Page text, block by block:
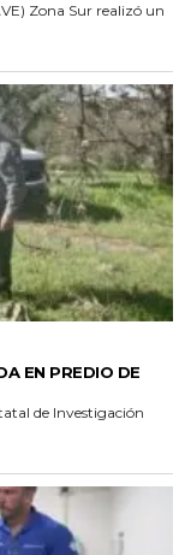
Zona Sur realizó un
EN PREDIO DE
de Investigación